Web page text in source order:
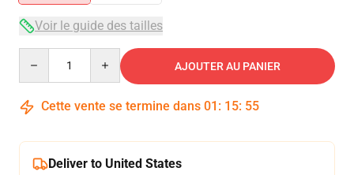
Voir le guide des tailles
AJOUTER AU PANIER
Cette vente se termine dans 01 : 15: 54
Deliver to United States